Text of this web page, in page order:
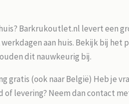
Barkrukoutlet.nl levert een
aan huis. Bekijk bij het
dit nauwkeurig bij.
gratis (ook naar België) Heb je
levering? Neem dan contact